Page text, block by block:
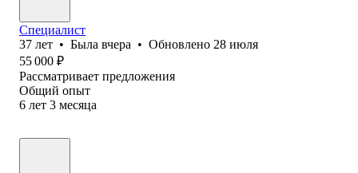
Специалист
37 лет • Была вчера • Обновлено 28 июля
55 000 ₽
Рассматривает предложения
Общий опыт
6 лет 3 месяца